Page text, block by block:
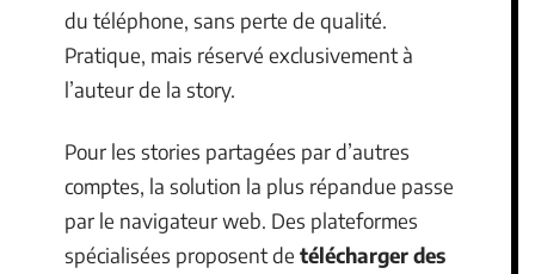
du téléphone, sans perte de qualité.
Pratique, mais réservé exclusivement à
l’auteur de la story.
Pour les stories partagées par d’autres
comptes, la solution la plus répandue passe
par le navigateur web. Des plateformes
spécialisées proposent de télécharger des